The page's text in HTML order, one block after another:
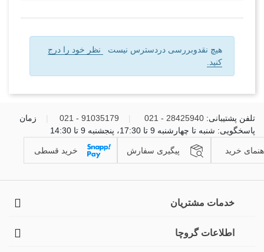
هیچ نقدوبررسی دردسترس نیست
نظر خود را درج
کنید.
تلفن پشتیبانی: 28425940 - 021
91035179 - 021
زمان
پاسخگویی: شنبه تا چهارشنبه 9 تا 17:30، پنجشنبه 9 تا 14:30
خرید پیگیری سفارش خرید قسطی
خدمات مشتریان
اطلاعات گروچا